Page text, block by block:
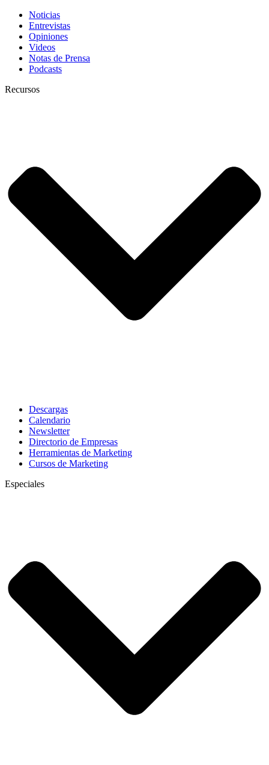
Noticias
Entrevistas
Opiniones
Videos
Notas de Prensa
Podcasts
Recursos
Descargas
Calendario
Newsletter
Directorio de Empresas
Herramientas de Marketing
Cursos de Marketing
Especiales